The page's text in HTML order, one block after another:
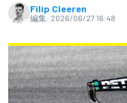
Filip Cleeren
編集: 2026/06/27 16:48